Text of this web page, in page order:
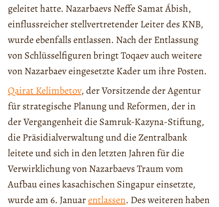
geleitet hatte. Nazarbaevs Neffe Samat Ábish,
einflussreicher stellvertretender Leiter des KNB,
wurde ebenfalls entlassen. Nach der Entlassung
von Schlüsselfiguren bringt Toqaev auch weitere
von Nazarbaev eingesetzte Kader um ihre Posten.
Qairat Kelimbetov, der Vorsitzende der Agentur
für strategische Planung und Reformen, der in
der Vergangenheit die Samruk-Kazyna-Stiftung,
die Präsidialverwaltung und die Zentralbank
leitete und sich in den letzten Jahren für die
Verwirklichung von Nazarbaevs Traum vom
Aufbau eines kasachischen Singapur einsetzte,
wurde am 6. Januarentlassen. Des weiteren haben